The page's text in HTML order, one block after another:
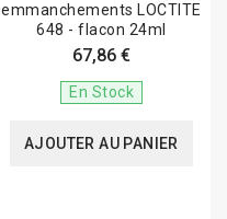
emmanchements LOCTITE
648 - flacon 24ml
67,86 €
En Stock
AJOUTER AU PANIER